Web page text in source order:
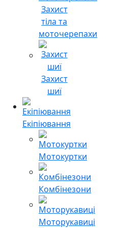
Захист
тіла та
моточерепахи
Захист
шиї
Екіпіювання
Мотокуртки
Комбінезони
Моторукавиці